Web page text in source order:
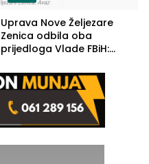
Uprava Nove Željezare
Zenica odbila oba
prijedloga Vlade FBiH:
rješenje